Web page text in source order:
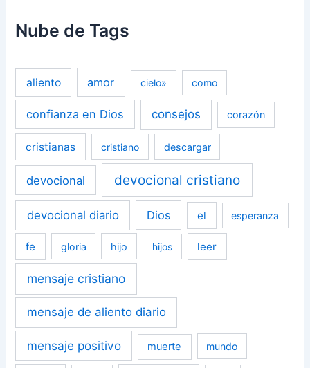
Nube de Tags
aliento amor cielo» como
confianza en Dios consejos corazón
cristianas cristiano descargar
devocional devocional cristiano
devocional diario Dios el esperanza
fe gloria hijo hijos leer
mensaje cristiano
mensaje de aliento diario
mensaje positivo muerte mundo